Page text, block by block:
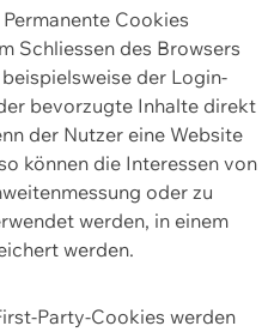
Cookies
Schliessen des Browsers
der Login-
bevorzugte Inhalte direkt
der Nutzer eine Website
können die Interessen von
oder zu
werden, in einem
werden.
Party-Cookies werden